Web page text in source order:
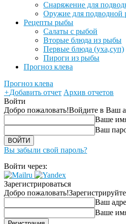
Снаряжение для
Оружие для подводной
Рецепты рыбы
Салаты с рыбой
Вторые блюда из рыбы
Первые блюда (уха,суп)
Пироги из рыбы
Прогноз клева
Прогноз клева
+Добавить отчет Архив отчетов
Войти
Добро пожаловать!Войдите в Ваш
Ваше
Ваш
Вы забыли свой пароль?
Войти через:
Зарегистрироваться
Добро пожаловать!
Ваш
Ваше